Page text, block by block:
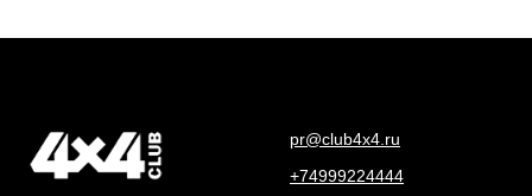
pr@club4x4.ru
+74999224444